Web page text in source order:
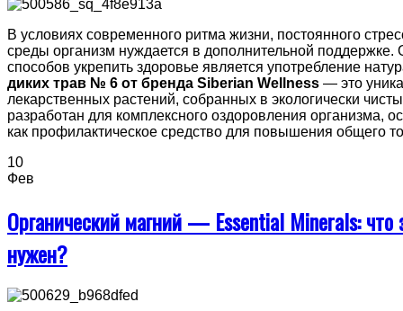
В условиях современного ритма жизни, постоянного
среды организм нуждается в дополнительной
способов укрепить здоровье является употребление
диких трав № 6 от бренда Siberian Wellness — это
лекарственных растений, собранных в экологически
разработан для комплексного оздоровления организма,
как профилактическое средство для повышения общего
10
Фев
Органический магний — Essential Minerals: что
нужен?